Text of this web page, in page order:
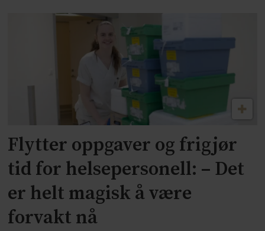
Flytter oppgaver og frigjør
tid for helsepersonell: – Det
er helt magisk å være
forvakt nå